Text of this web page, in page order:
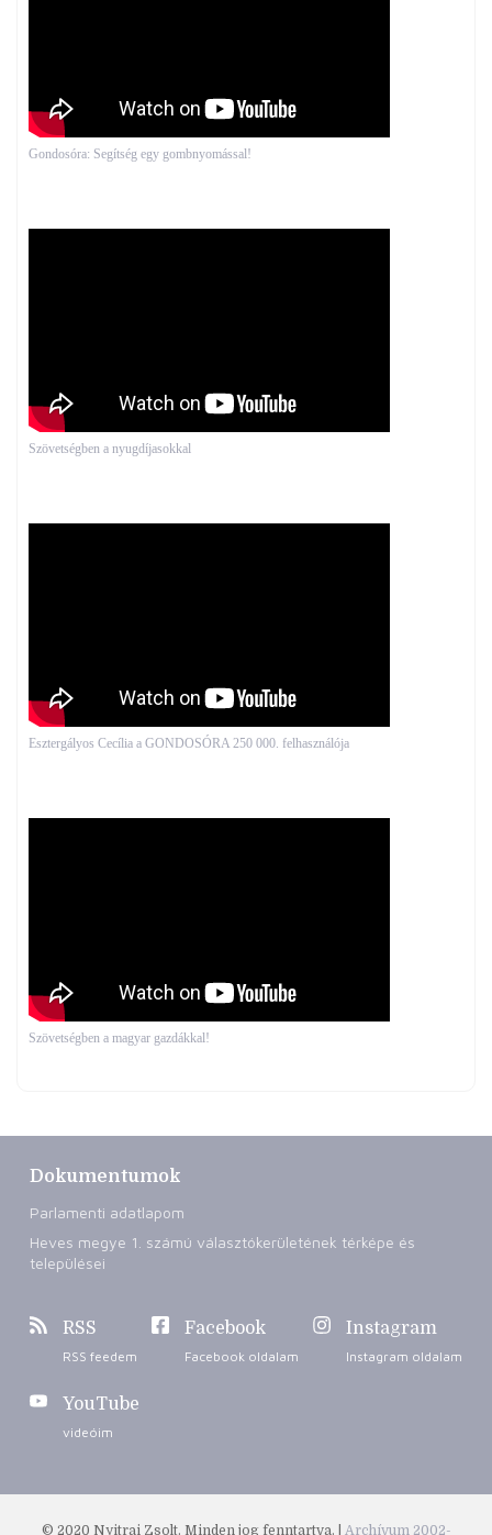
Gondosóra: Segítség egy gombnyomással!
Szövetségben a nyugdíjasokkal
Esztergályos Cecília a GONDOSÓRA 250 000. felhasználója
Szövetségben a magyar gazdákkal!
Dokumentumok
Parlamenti adatlapom
Heves megye 1. számú választókerületének térképe és
települései
RSS
RSS feedem
Facebook
Facebook oldalam
Instagram
Instagram oldalam
YouTube
videóim
© 2020 Nyitrai Zsolt. Minden jog fenntartva. | Archívum 2002-